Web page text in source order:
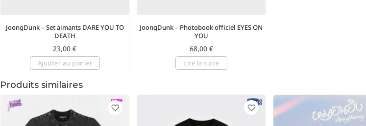
JoongDunk – Set aimants DARE YOU TO
DEATH
23,00€
Ajouter au panier
JoongDunk – Photobook officiel EYES ON
YOU
68,00 €
Lire la suite
Produits similaires